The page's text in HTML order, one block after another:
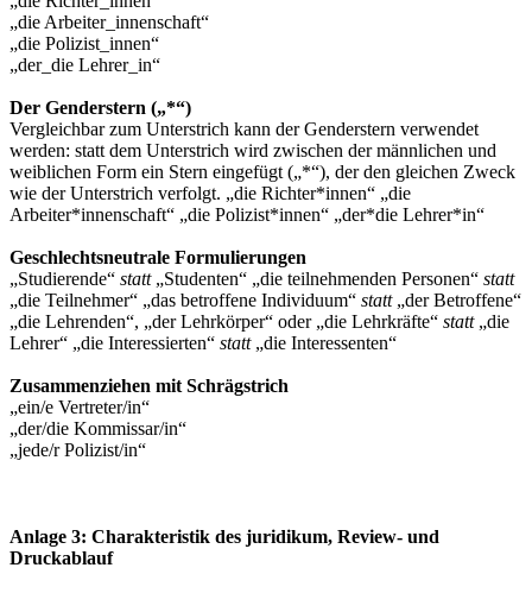
„die Arbeiter_innenschaft“
„die Polizist_innen“
„der_die Lehrer_in“
Der Genderstern („*“)
Vergleichbar zum Unterstrich kann der Genderstern verwendet
werden: statt dem Unterstrich wird zwischen der männlichen und
weiblichen Form ein Stern eingefügt („*“), der den gleichen Zweck
wie der Unterstrich verfolgt. „die Richter*innen“ „die
Arbeiter*innenschaft“ „die Polizist*innen“ „der*die Lehrer*in“
Geschlechtsneutrale Formulierungen
„Studierende“ statt„Studenten“ „die teilnehmenden Personen“ statt
„die Teilnehmer“ „das betroffene Individuum“ statt„der Betroffene“
„die Lehrenden“, „der Lehrkörper“ oder „die Lehrkräfte“ statt„die
Lehrer“ „die Interessierten“ statt„die Interessenten“
Zusammenziehen mit Schrägstrich
„ein/e Vertreter/in“
„der/die Kommissar/in“
„jede/r Polizist/in“
Anlage 3: Charakteristik des juridikum, Review- und
Druckablauf